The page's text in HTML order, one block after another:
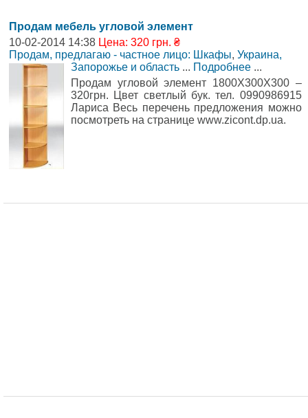
Продам мебель угловой элемент
10-02-2014 14:38 Цена: 320 грн. ₴
Продам, предлагаю - частное лицо: Шкафы, Украина,
Запорожье и область ... Подробнее ...
Продам угловой элемент 1800Х300Х300 –
320грн. Цвет светлый бук. тел. 0990986915
Лариса Весь перечень предложения можно
посмотреть на странице www.zicont.dp.ua.